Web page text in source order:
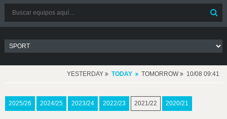
YESTERDAY TODAY TOMORROW 10/08 09:41
2025/26 2024/25 2023/24 2022/23 2021/22 2020/21